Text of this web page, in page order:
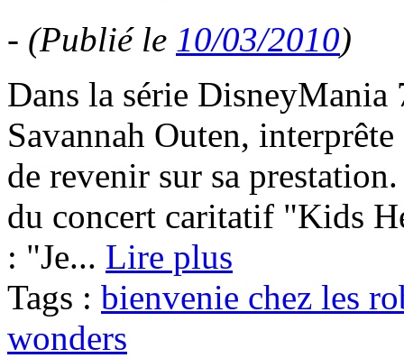
- (Publié le 10/03/2010)
Dans la série
Savannah Outen,
de revenir sur sa
du concert caritatif "Kids
: "Je... Lire plus
Tags : bienvenie chez les
wonders